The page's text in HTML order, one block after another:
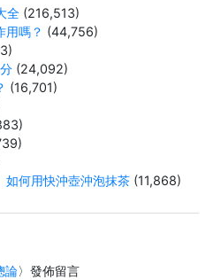
全 (216,513)
用嗎？ (44,756)
(24,092)
(16,701)
如何用快沖壺沖泡抹茶 (11,868)
論〉發佈留言